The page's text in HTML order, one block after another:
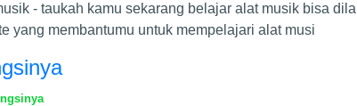
- taukah kamu sekarang belajar alat musik bisa
yang membantumu untuk mempelajari alat musi